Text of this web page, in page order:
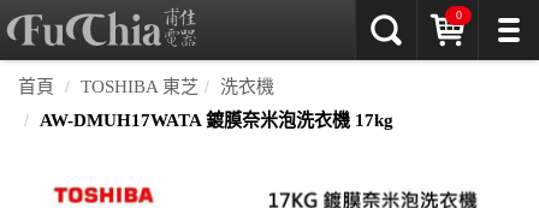
0
首頁 TOSHIBA 東芝
洗衣機
AW-DMUH17WATA 鍍膜奈米泡洗衣機 17kg